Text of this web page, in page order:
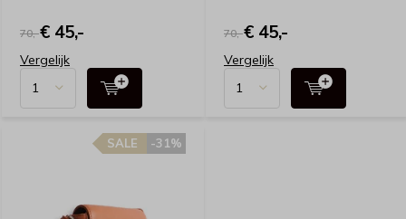
70,-€ 45,-
Vergelijk
70,-€ 45,-
Vergelijk
-31%
SALE